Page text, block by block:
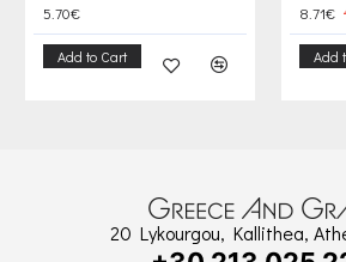
5.70€
Add to Cart
8.71€
Add
20 Lykourgou, Kallithea,